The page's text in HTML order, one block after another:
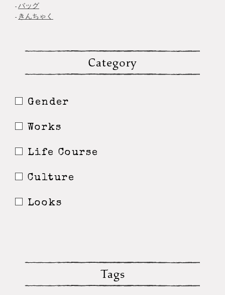
バッグ
きんちゃく
Category
Gender
Works
Life Course
Culture
Looks
Tags